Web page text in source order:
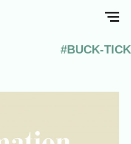
#BUCK-TICK